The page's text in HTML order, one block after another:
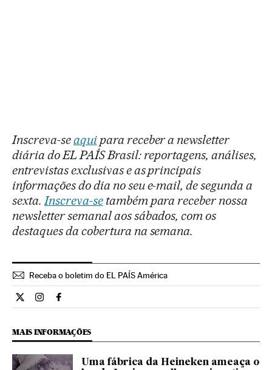
Inscreva-seaquipara receber a newsletter
diária do EL PAÍS Brasil: reportagens, análises,
entrevistas exclusivas e as principais
informações do dia no seu e-mail, de segunda a
sexta.Inscreva-setambém para receber nossa
newsletter semanal aos sábados, com os
destaques da cobertura na semana.
Receba o boletim do EL PAÍS América
Internacional El País Brasil en Twitter
Internacional El País Brasil en Instagram
Internacional El País Brasil en Facebook
MAIS INFORMAÇÕES
Uma fábrica da Heineken ameaça o